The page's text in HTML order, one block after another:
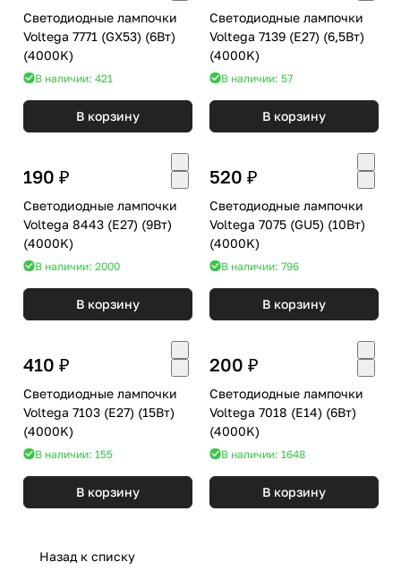
Светодиодные лампочки
Voltega 7771 (GX53) (6Вт)
(4000K)
В наличии: 421
В корзину
Светодиодные лампочки
Voltega 7139 (E27) (6,5Вт)
(4000K)
В наличии: 57
В корзину
190 ₽
Светодиодные лампочки
Voltega 8443 (E27) (9Вт)
(4000K)
В наличии: 2000
В корзину
520 ₽
Светодиодные лампочки
Voltega 7075 (GU5) (10Вт)
(4000K)
В наличии: 796
В корзину
410 ₽
Светодиодные лампочки
Voltega 7103 (E27) (15Вт)
(4000K)
В наличии: 155
В корзину
200 ₽
Светодиодные лампочки
Voltega 7018 (E14) (6Вт)
(4000K)
В наличии: 1648
В корзину
Назад к списку